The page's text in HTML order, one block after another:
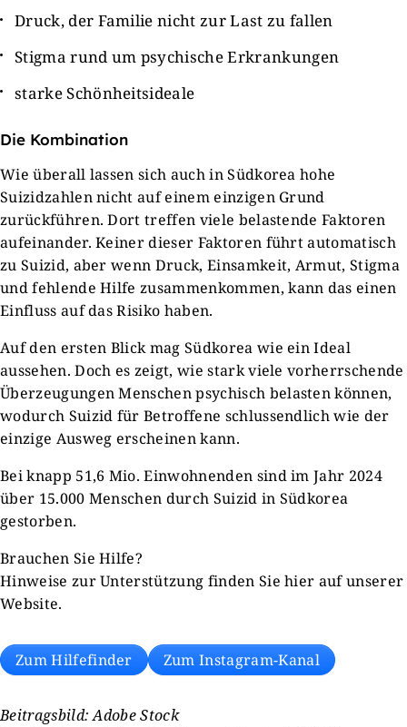
Druck, der Familie nicht zur Last zu fallen
Stigma rund um psychische Erkrankungen
starke Schönheitsideale
Die Kombination
Wie überall lassen sich auch in Südkorea hohe
Suizidzahlen nicht auf einem einzigen Grund
zurückführen. Dort treffen viele belastende Faktoren
aufeinander. Keiner dieser Faktoren führt automatisch
zu Suizid, aber wenn Druck, Einsamkeit, Armut, Stigma
und fehlende Hilfe zusammenkommen, kann das einen
Einfluss auf das Risiko haben.
Auf den ersten Blick mag Südkorea wie ein Ideal
aussehen. Doch es zeigt, wie stark viele vorherrschende
Überzeugungen Menschen psychisch belasten können,
wodurch Suizid für Betroffene schlussendlich wie der
einzige Ausweg erscheinen kann.
Bei knapp 51,6 Mio. Einwohnenden sind im Jahr 2024
über 15.000 Menschen durch Suizid in Südkorea
gestorben.
Brauchen Sie Hilfe?
Hinweise zur Unterstützung finden Sie hier auf unserer
Website.
Zum Hilfefinder Zum Instagram-Kanal
Beitragsbild: Adobe Stock